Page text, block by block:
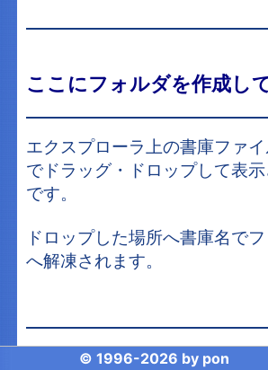
ここにフォルダを作成し
エクスプローラ上の書庫ファ
でドラッグ・ドロップして表
です。
ドロップした場所へ書庫名で
へ解凍されます。
© 1996-2026 by pon